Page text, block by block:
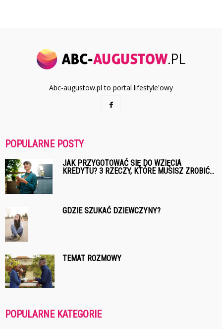
Abc-augustow.pl to portal lifestyle'owy
POPULARNE POSTY
JAK PRZYGOTOWAĆ SIĘ DO WZIĘCIA
KREDYTU? 3 RZECZY, KTÓRE MUSISZ ZROBIĆ...
GDZIE SZUKAĆ DZIEWCZYNY?
TEMAT ROZMOWY
POPULARNE KATEGORIE